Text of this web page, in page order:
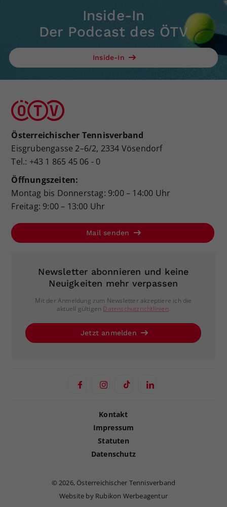
Inside-In
Der Podcast des ÖTV
Inside-In
Österreichischer Tennisverband
Eisgrubengasse 2–6/2, 2334 Vösendorf
Tel.: +43 1 865 45 06 - 0
Öffnungszeiten:
Montag bis Donnerstag: 9:00 – 14:00 Uhr
Freitag: 9:00 – 13:00 Uhr
Mail senden
Newsletter abonnieren und keine
Neuigkeiten mehr verpassen
Mit der Anmeldung zum Newsletter akzeptiere ich die
aktuell gültigen Datenschutzrichtlinien.
Jetzt anmelden
Kontakt
Impressum
Statuten
Datenschutz
©2026, Österreichischer Tennisverband
Website by Rubikon Werbeagentur